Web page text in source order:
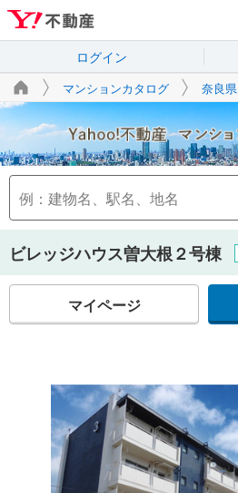
ログイン
マンションカタログ 奈良県
ビレッジハウス曽大根２号棟
マイページ